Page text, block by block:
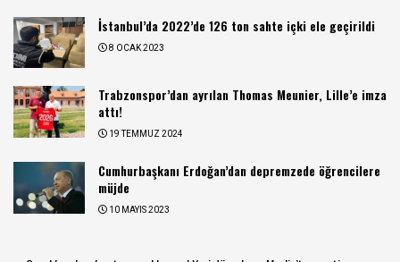
İstanbul’da 2022’de 126 ton sahte içki ele geçirildi
8 OCAK 2023
Trabzonspor’dan ayrılan Thomas Meunier, Lille’e imza
attı!
19 TEMMUZ 2024
Cumhurbaşkanı Erdoğan’dan depremzede öğrencilere
müjde
10 MAYIS 2023